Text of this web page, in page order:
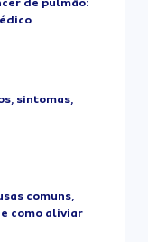
de pulmão:
sintomas,
comuns,
como aliviar